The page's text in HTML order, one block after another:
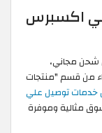
اكسبرس
شحن مجاني،
من قسم "منتجات
خدمات توصيل علي
مثالية وموفرة